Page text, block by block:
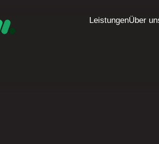
LeistungenÜber